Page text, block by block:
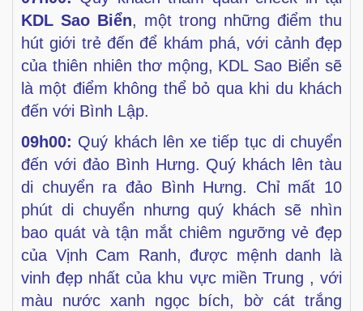
KDL Sao Biển, một trong những điểm thu
hút giới trẻ đến để khám phá, với cảnh đẹp
của thiên nhiên thơ mộng, KDL Sao Biển sẽ
là một điểm không thể bỏ qua khi du khách
đến với Bình Lập.
09h00: Quý khách lên xe tiếp tục di chuyển
đến với đảo Bình Hưng. Quý khách lên tàu
di chuyển ra đảo Bình Hưng. Chỉ mất 10
phút di chuyển nhưng quý khách sẽ nhìn
bao quát và tận mắt chiêm ngưỡng vẻ đẹp
của Vịnh Cam Ranh, được mệnh danh là
vinh đẹp nhất của khu vực miền Trung , với
màu nước xanh ngọc bích, bờ cát trắng